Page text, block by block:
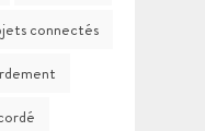
connectés